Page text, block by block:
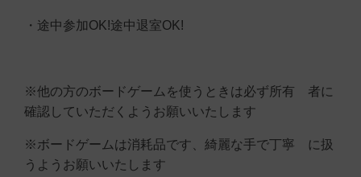
・途中参加OK!途中退室OK!
※他の方のボードゲームを使うときは必ず所有 者に
確認していただくようお願いいたします
※ボードゲームは消耗品です、綺麗な手で丁寧 に扱
うようお願いいたします